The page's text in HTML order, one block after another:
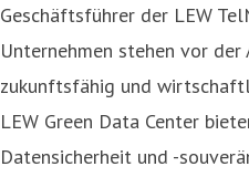
Geschäftsführer der LEW
Unternehmen stehen vor
zukunftsfähig und
LEW Green Data Center
Datensicherheit und -